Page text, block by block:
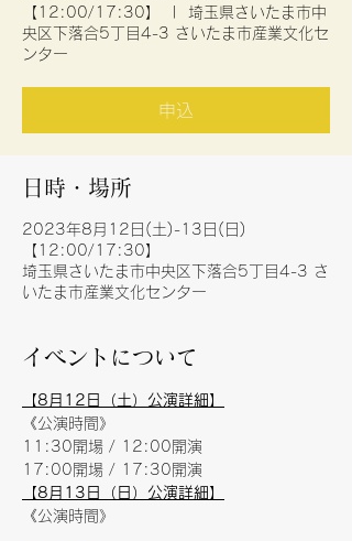
【12:00/17:30】
埼玉県さいたま市中
央区下落合5丁目4-3 さいたま市産業文化セ
ンター
申込
日時・場所
2023年8月12日(土)-13日(日)
【12:00/17:30】
埼玉県さいたま市中央区下落合5丁目4-3 さ
いたま市産業文化センター
イベントについて
【8月12日（土）公演詳細】
《公演時間》
11:30開場 / 12:00開演
17:00開場 / 17:30開演
【8月13日（日）公演詳細】
《公演時間》